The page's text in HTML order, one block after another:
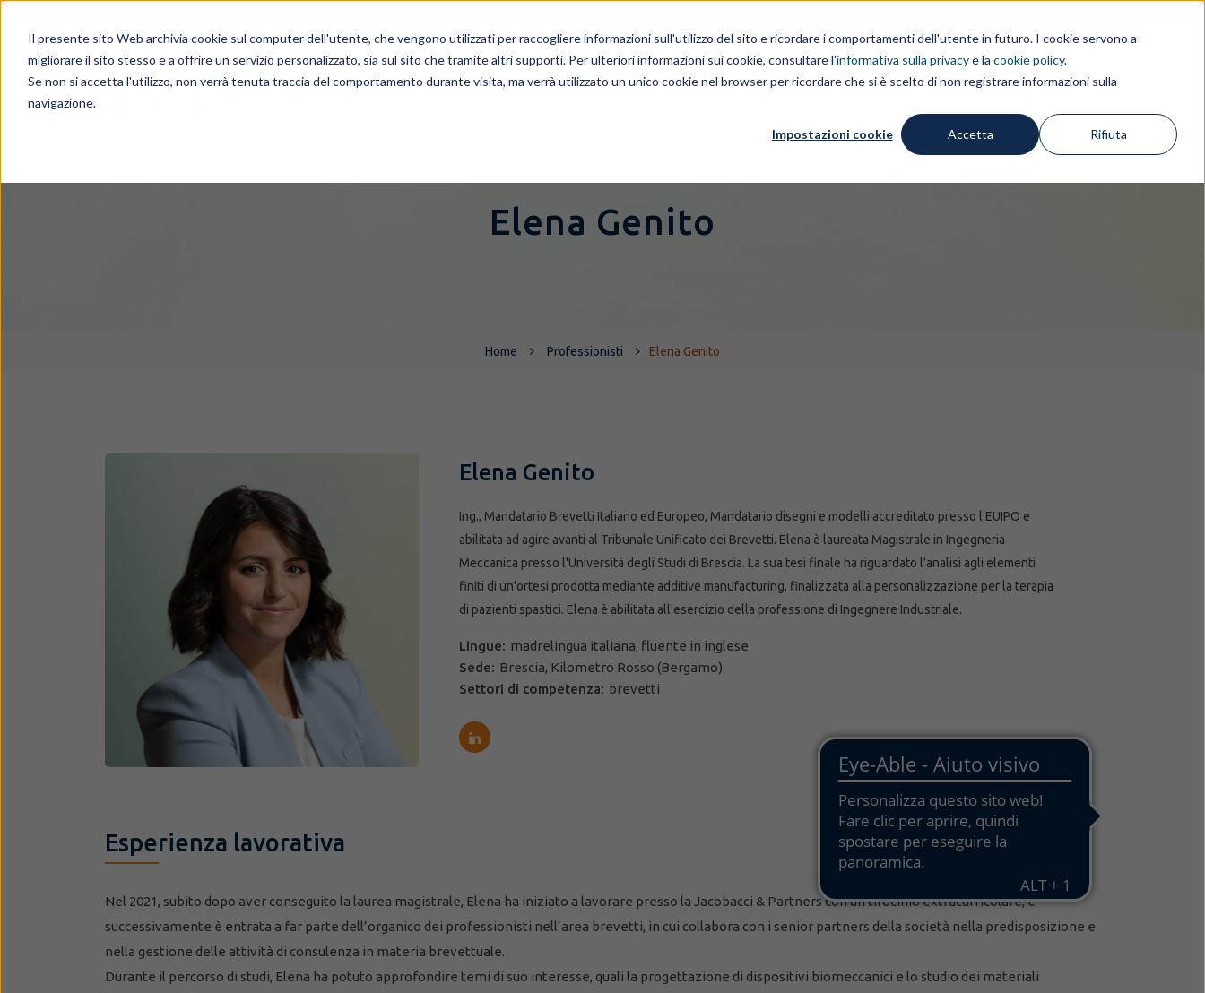
Il presente sito Web archivia cookie sul computer dell'utente, che vengono utilizzati per raccogliere informazioni sull'utilizzo del sito e ricordare i comportamenti dell'utente in futuro. I cookie servono a
migliorare il sito stesso e a offrire un servizio personalizzato, sia sul sito che tramite altri supporti. Per ulteriori informazioni sui cookie, consultare l'informativa sulla privacye la cookie policy.
Se non si accetta l'utilizzo, non verrà tenuta traccia del comportamento durante visita, ma verrà utilizzato un unico cookie nel browser per ricordare che si è scelto di non registrare informazioni sulla
navigazione.
Impostazioni cookie Accetta Rifiuta
AZIENDA PEOPLE SERVIZI FREE IP TOOLS APPROFONDIMENTI
Elena Genito
Home Professionisti Elena Genito
Elena Genito
Ing., Mandatario Brevetti Italiano ed Europeo, Mandatario disegni e modelli accreditato presso l'EUIPO e
abilitata ad agire avanti al Tribunale Unificato dei Brevetti. Elena è laureata Magistrale in Ingegneria
Meccanica presso l'Università degli Studi di Brescia. La sua tesi finale ha riguardato l'analisi agli elementi
finiti di un'ortesi prodotta mediante additive manufacturing, finalizzata alla personalizzazione per la terapia
di pazienti spastici. Elena è abilitata all'esercizio della professione di Ingegnere Industriale.
Lingue: madrelingua italiana, fluente in inglese
Sede: Brescia, Kilometro Rosso (Bergamo)
Settori di competenza: brevetti
Esperienza lavorativa
Nel 2021, subito dopo aver conseguito la laurea magistrale, Elena ha iniziato a lavorare presso la Jacobacci & Partners con un tirocinio extracurricolare, e
successivamente è entrata a far parte dell’organico dei professionisti nell’area brevetti, in cui collabora con i senior partners della società nella predisposizione e
nella gestione delle attività di consulenza in materia brevettuale.
Durante il percorso di studi, Elena ha potuto approfondire temi di suo interesse, quali la progettazione di dispositivi biomeccanici e lo studio dei materiali